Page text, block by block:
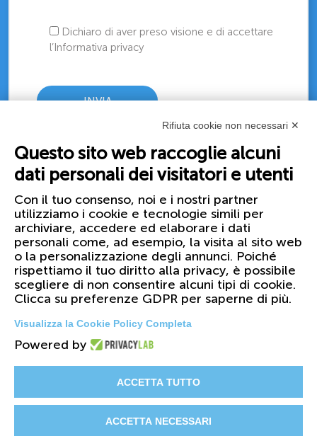
Dichiaro di aver preso visione e di accettare
l’Informativa privacy
Certificazioni
Rifiuta cookie non necessari ✕
Questo sito web raccoglie alcuni
dati personali dei visitatori e utenti
Con il tuo consenso, noi e i nostri partner
utilizziamo i cookie e tecnologie simili per
archiviare, accedere ed elaborare i dati
personali come, ad esempio, la visita al sito web
o la personalizzazione degli annunci. Poiché
rispettiamo il tuo diritto alla privacy, è possibile
scegliere di non consentire alcuni tipi di cookie.
Clicca su preferenze GDPR per saperne di più.
Visualizza la Cookie Policy Completa
Powered by
ACCETTA TUTTO
ACCETTA NECESSARI